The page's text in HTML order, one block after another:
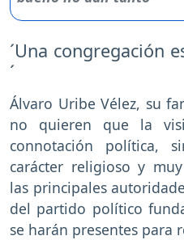
´Una congregación
´
Álvaro Uribe Vélez, su
no quieren que la
connotación política,
carácter religioso y
las principales
del partido político
se harán presentes para